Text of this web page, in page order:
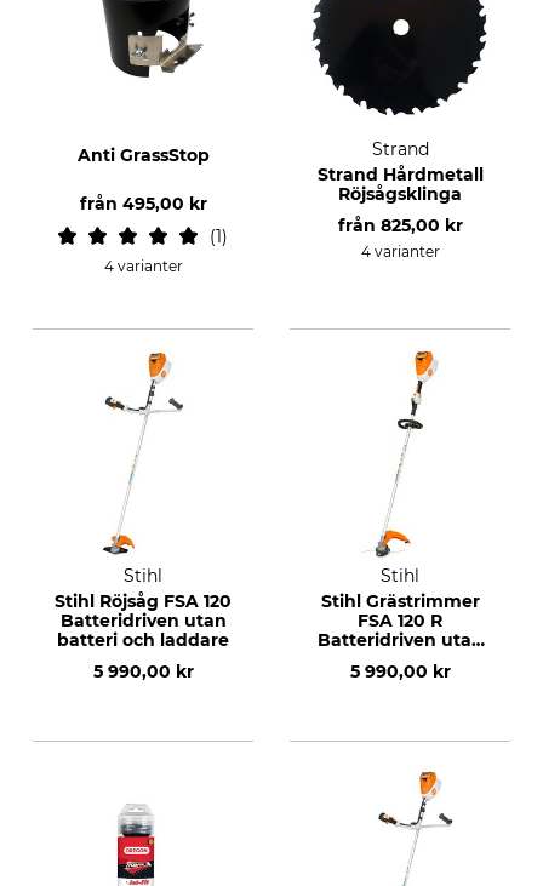
Anti GrassStop
från 495,00 kr
1
4 varianter
Strand
Strand Hårdmetall
Röjsågsklinga
från 825,00 kr
4 varianter
Stihl
Stihl Röjsåg FSA 120
Batteridriven utan
batteri och laddare
5 990,00 kr
Stihl
Stihl Grästrimmer
FSA 120 R
Batteridriven utan
batteri och laddare
5 990,00 kr